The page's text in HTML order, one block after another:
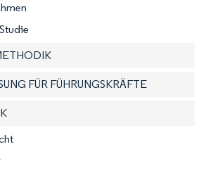
FÜR FÜHRUNGSKRÄFTE